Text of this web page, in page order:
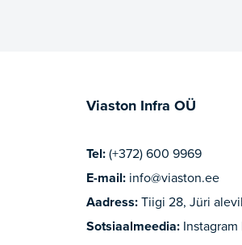
Viaston Infra OÜ
Tel:(+372) 600 9969
E-mail: info@viaston.ee
Aadress:Tiigi 28, Jüri
Sotsiaalmeedia:Instagram